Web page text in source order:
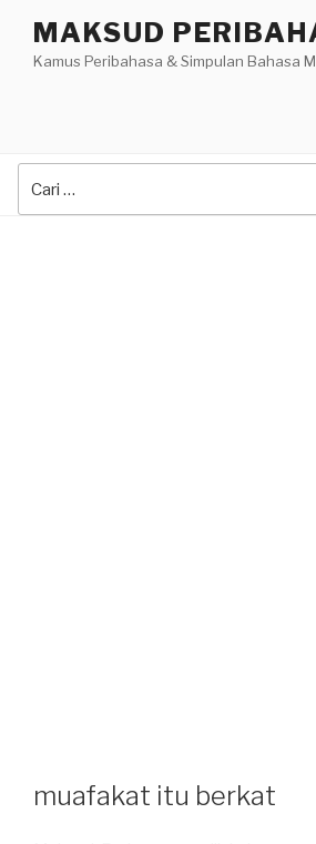
content
MAKSUD
Kamus Peribahasa & Simpulan Bahasa
muafakat itu berkat